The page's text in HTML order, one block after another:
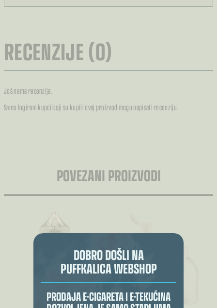
DOBRO DOŠLI NA
PUFFKALICA WEBSHOP
PRODAJA E-CIGARETA I E-TEKUĆINA
RECENZIJE (0)
Još nema recenzija.
Samo logirani kupci koji su kupili ovaj proizvod mogu napisati recenziju.
POVEZANI PROIZVODI